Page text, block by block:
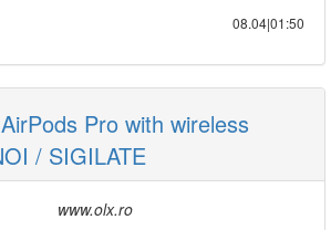
08.04|01:50
Pro with wireless
/ SIGILATE
www.olx.ro